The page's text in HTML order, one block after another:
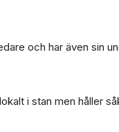
och har även
i stan men håller